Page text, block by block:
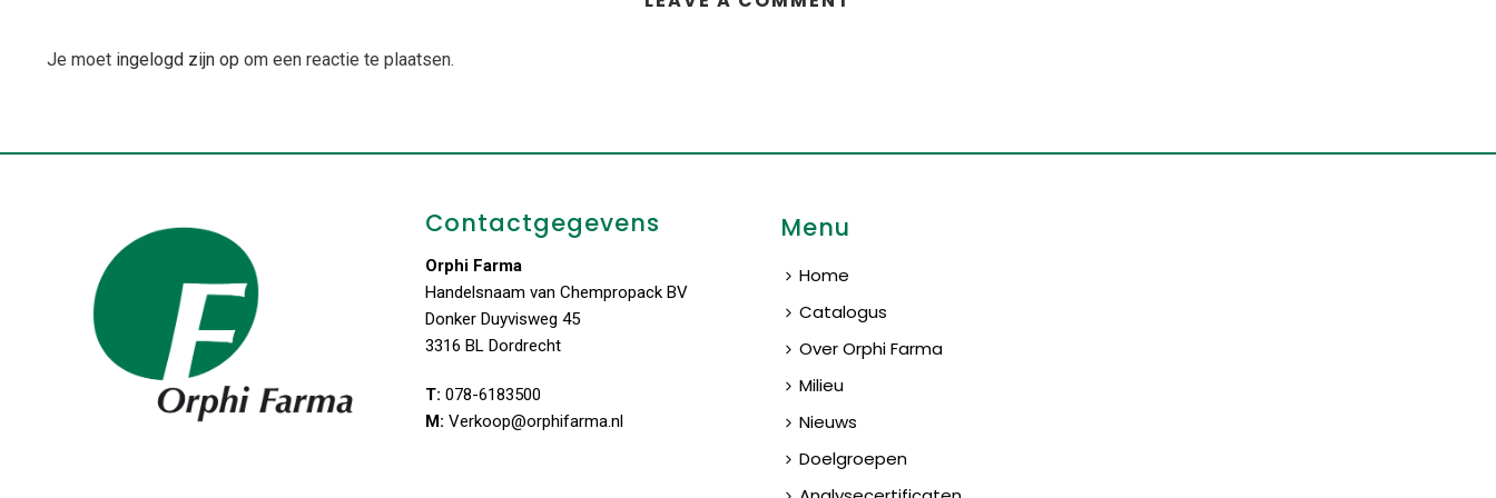
Je moet ingelogd zijn op om een reactie te plaatsen.
Contactgegevens
Orphi Farma
Handelsnaam van Chempropack BV
Donker Duyvisweg 45
3316 BL Dordrecht
T: 078-6183500
M: Verkoop@orphifarma.nl
Menu
Home
Catalogus
Over Orphi Farma
Milieu
Nieuws
Doelgroepen